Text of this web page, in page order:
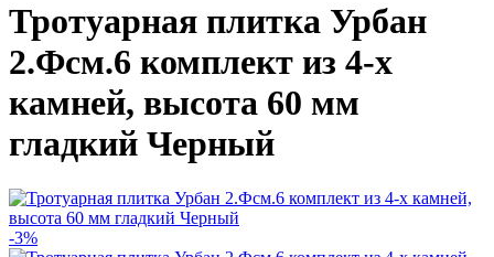
Тротуарная плитка Урбан
2.Фсм.6 комплект из 4-х
камней, высота 60 мм
гладкий Черный
-3%